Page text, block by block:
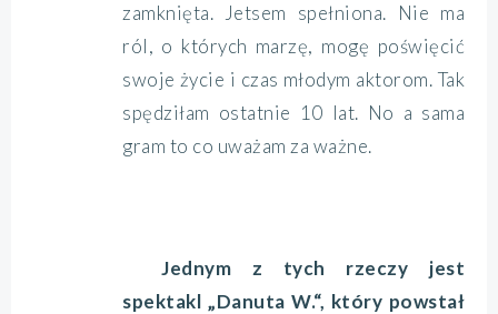
zamknięta. Jetsem spełniona. Nie ma
ról, o których marzę, mogę poświęcić
swoje życie i czas młodym aktorom. Tak
spędziłam ostatnie 10 lat. No a sama
gram to co uważam za ważne.
Jednym z tych rzeczy jest
spektakl „Danuta W.“, który powstał